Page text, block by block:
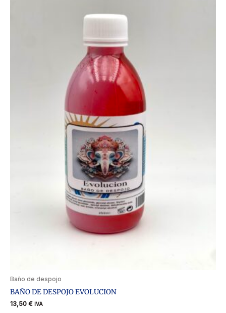
Baño de despojo
BAÑO DE DESPOJO EVOLUCION
13,50 € IVA